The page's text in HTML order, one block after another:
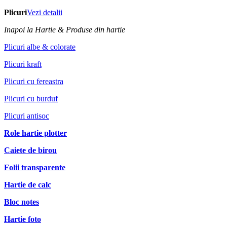
PlicuriVezi detalii
Inapoi la Hartie & Produse din hartie
Plicuri albe & colorate
Plicuri kraft
Plicuri cu fereastra
Plicuri cu burduf
Plicuri antisoc
Role hartie plotter
Caiete de birou
Folii transparente
Hartie de calc
Bloc notes
Hartie foto